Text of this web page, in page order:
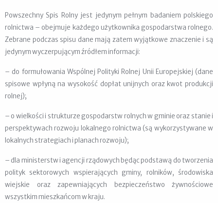
Powszechny Spis Rolny jest jedynym pełnym badaniem polskiego
rolnictwa – obejmuje każdego użytkownika gospodarstwa rolnego.
Zebrane podczas spisu dane mają zatem wyjątkowe znaczenie i są
jedynym wyczerpującym źródłem informacji:
– do formułowania Wspólnej Polityki Rolnej Unii Europejskiej (dane
spisowe wpłyną na wysokość dopłat unijnych oraz kwot produkcji
rolnej);
– o wielkości i strukturze gospodarstw rolnych w gminie oraz stanie i
perspektywach rozwoju lokalnego rolnictwa (są wykorzystywane w
lokalnych strategiach i planach rozwoju);
– dla ministerstw i agencji rządowych będąc podstawą do tworzenia
polityk sektorowych wspierających gminy, rolników, środowiska
wiejskie oraz zapewniających bezpieczeństwo żywnościowe
wszystkim mieszkańcom w kraju.